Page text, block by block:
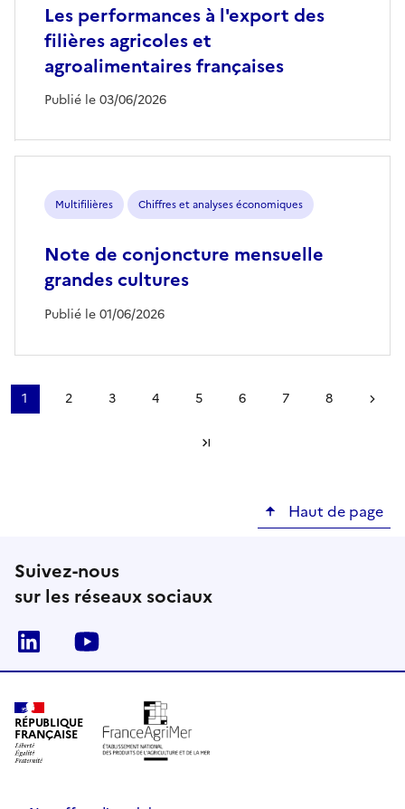
Les performances à l'export des
filières agricoles et
agroalimentaires françaises
Publié le 03/06/2026
Multifilières Chiffres et analyses économiques
Note de conjoncture mensuelle
grandes cultures
Publié le 01/06/2026
Pagination
Page
1
Page
2
Page
3
Page
4
Page
5
Page
6
Page
7
Page
8
Page
Dernière page
Haut de page
Suivez-nous
sur les réseaux sociaux
Linkedin
RÉPUBLIQUE
FRANÇAISE